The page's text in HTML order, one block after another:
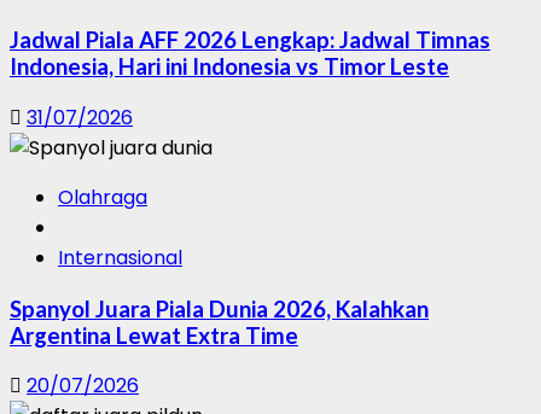
Jadwal Piala AFF 2026 Lengkap: Jadwal Timnas
Indonesia, Hari ini Indonesia vs Timor Leste
31/07/2026
Olahraga
Internasional
Spanyol Juara Piala Dunia 2026, Kalahkan
Argentina Lewat Extra Time
20/07/2026